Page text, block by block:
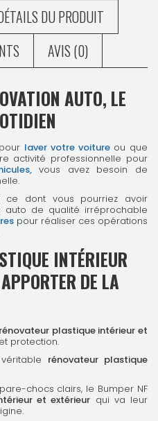
DU PRODUIT
AVIS (0)
AUTO, LE
laver votre voitureou que
activité professionnelle pour
vous avez besoin de
ce dont vous pourriez avoir
auto de qualité irréprochable
pour réaliser ces opérations
INTÉRIEUR
DE LA
rénovateur plastique intérieur et
protection.
rénovateur plastique
chocs clairs, le Bumper NF
et extérieur qui va leur